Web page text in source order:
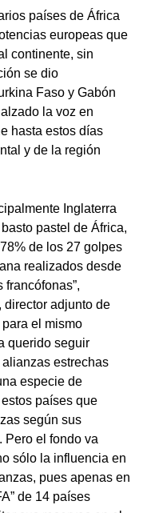
países de África
europeas que
continente, sin
se dio
Faso y Gabón
la voz en
hasta estos días
y de la región
Inglaterra
pastel de África,
de los 27 golpes
realizados desde
director adjunto de
el mismo
querido seguir
estrechas
especie de
países que
según sus
Pero el fondo va
sólo la influencia en
pues apenas en
de 14 países